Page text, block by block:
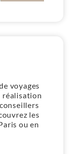
voyages
réalisation
les
ou en